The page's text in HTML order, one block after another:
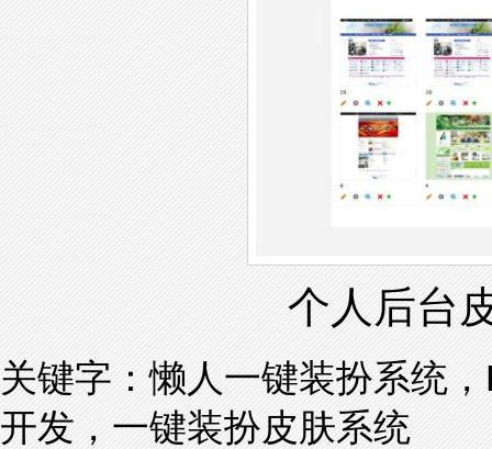
个人后台
关键字：懒人一键装扮系统
开发，一键装扮皮肤系统